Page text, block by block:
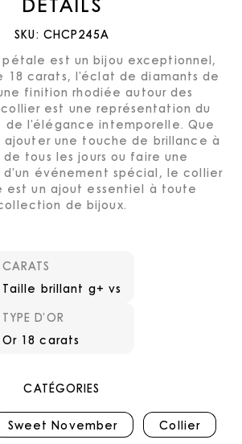
SKU: CHCP245A
pétale est un bijou exceptionnel,
18 carats, l'éclat de diamants de
finition rhodiée autour des
est une représentation du
de l'élégance intemporelle. Que
ajouter une touche de brillance à
tous les jours ou faire une
d'un événement spécial, le collier
est un ajout essentiel à toute
de bijoux.
CARATS
Taille brillant g+ vs
TYPE D’OR
Or 18 carats
CATÉGORIES
Sweet November Collier